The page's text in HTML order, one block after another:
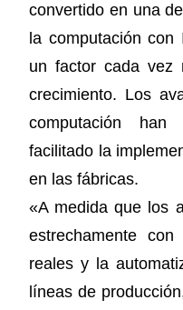
convertido en una
la computación
un factor cada vez
crecimiento. Los
computación
facilitado la
en las fábricas.
«A medida que los
estrechamente
reales y la
líneas de